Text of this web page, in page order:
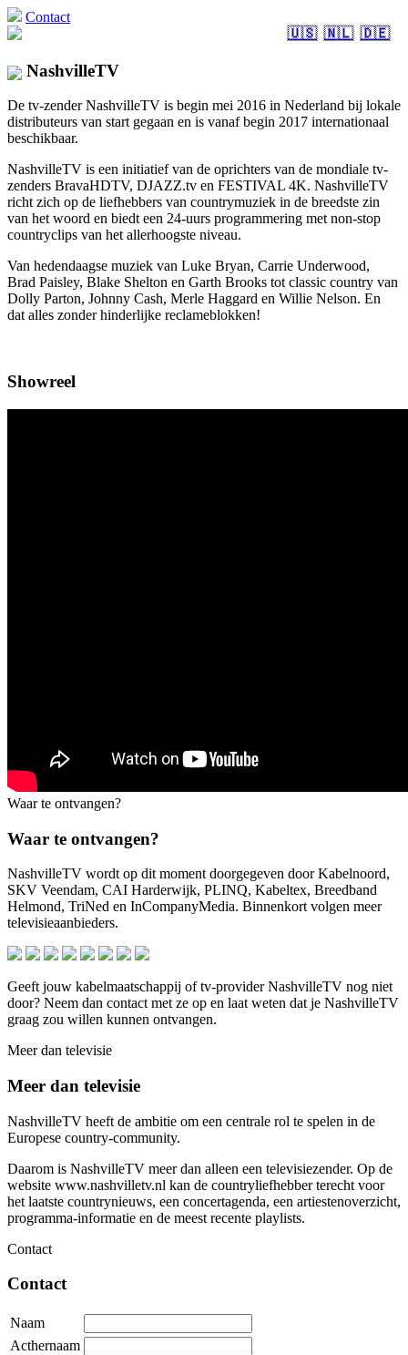
Contact
🇺🇸 🇳🇱 🇩🇪
NashvilleTV
De tv-zender NashvilleTV is begin mei 2016 in Nederland bij lokale
distributeurs van start gegaan en is vanaf begin 2017 internationaal
beschikbaar.
NashvilleTV is een initiatief van de oprichters van de mondiale tv-
zenders BravaHDTV, DJAZZ.tv en FESTIVAL 4K. NashvilleTV
richt zich op de liefhebbers van countrymuziek in de breedste zin
van het woord en biedt een 24-uurs programmering met non-stop
countryclips van het allerhoogste niveau.
Van hedendaagse muziek van Luke Bryan, Carrie Underwood,
Brad Paisley, Blake Shelton en Garth Brooks tot classic country van
Dolly Parton, Johnny Cash, Merle Haggard en Willie Nelson. En
dat alles zonder hinderlijke reclameblokken!
Showreel
Waar te ontvangen?
Waar te ontvangen?
NashvilleTV wordt op dit moment doorgegeven door Kabelnoord,
SKV Veendam, CAI Harderwijk, PLINQ, Kabeltex, Breedband
Helmond, TriNed en InCompanyMedia. Binnenkort volgen meer
televisieaanbieders.
Geeft jouw kabelmaatschappij of tv-provider NashvilleTV nog niet
door? Neem dan contact met ze op en laat weten dat je NashvilleTV
graag zou willen kunnen ontvangen.
Meer dan televisie
Meer dan televisie
NashvilleTV heeft de ambitie om een centrale rol te spelen in de
Europese country-community.
Daarom is NashvilleTV meer dan alleen een televisiezender. Op de
website www.nashvilletv.nl kan de countryliefhebber terecht voor
het laatste countrynieuws, een concertagenda, een artiestenoverzicht,
programma-informatie en de meest recente playlists.
Contact
Contact
Naam
Acthernaam